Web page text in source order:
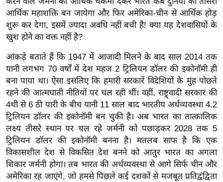
म
नो
रं
ज
न
ज
ग
त
बॉ
ली
वु
ड
हॉ
आर्थिक महाशक्ति बन जायेगा और फिर अमेरिका-चीन से आर्थिक होड़
शुरू कर देगा, इसमें ज्यादा अवधि नहीं बची है! क्या यह देशवासियों के
खुश होने का वक्त नहीं है?
आंकड़े बताते हैं कि 1947 में आजादी मिलने के बाद साल 2014 तक
यानी लगभग 70 वर्षों में देश महज 2 ट्रिलियन डॉलर की इकोनॉमी ही
बना पाया था। ऐसा इसलिए कि हमारी सरकारें विदेशियों के मुंह पोछते
रहने की आत्मघाती नीतियों पर चल रही थीं। वहीं, राष्ट्र्वादी सरकार की
4थी से 6 ठी पारी के बीच यानी 11 साल बाद भारतीय अर्थव्यवस्था 4.2
ट्रिलियन डॉलर की इकोनॉमी बन चुकी है। अब भारत का तात्कालिक
लक्ष्य तीसरे स्थान पर चल रहे जर्मनी को पछाड़कर 2028 तक 5
ट्रिलियन डॉलर की इकोनॉमी बनना है। मतलब साफ है कि एक
विकासशील देश से विकसित देश बनने को आतुर भारत का अगला
शिकार जर्मनी होगा। तब भारत की अर्थव्यवस्था से आगे सिर्फ चीन और
अमेरिका रह जाएंगे, जो हमसे पिछले कई दशकों से मजबूत प्रतिद्वंद्विता